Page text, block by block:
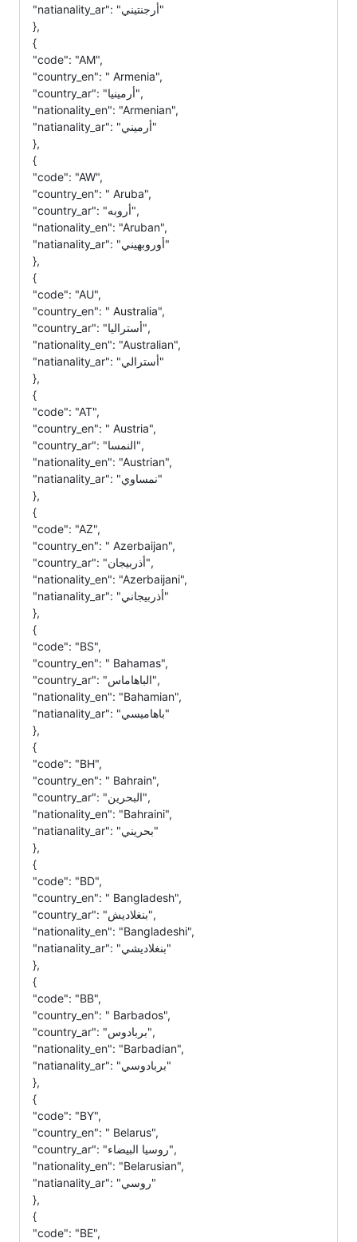
"natianality_ar": "أرجنتيني"
},
{
"code": "AM",
"country_en": " Armenia",
"country_ar": "أرمينيا",
"nationality_en": "Armenian",
"natianality_ar": "أرميني"
},
{
"code": "AW",
"country_en": " Aruba",
"country_ar": "أروبه",
"nationality_en": "Aruban",
"natianality_ar": "أوروبهيني"
},
{
"code": "AU",
"country_en": " Australia",
"country_ar": "أستراليا",
"nationality_en": "Australian",
"natianality_ar": "أسترالي"
},
{
"code": "AT",
"country_en": " Austria",
"country_ar": "النمسا",
"nationality_en": "Austrian",
"natianality_ar": "نمساوي"
},
{
"code": "AZ",
"country_en": " Azerbaijan",
"country_ar": "أذربيجان",
"nationality_en": "Azerbaijani",
"natianality_ar": "أذربيجاني"
},
{
"code": "BS",
"country_en": " Bahamas",
"country_ar": "الباهاماس",
"nationality_en": "Bahamian",
"natianality_ar": "باهاميسي"
},
{
"code": "BH",
"country_en": " Bahrain",
"country_ar": "البحرين",
"nationality_en": "Bahraini",
"natianality_ar": "بحريني"
},
{
"code": "BD",
"country_en": " Bangladesh",
"country_ar": "بنغلاديش",
"nationality_en": "Bangladeshi",
"natianality_ar": "بنغلاديشي"
},
{
"code": "BB",
"country_en": " Barbados",
"country_ar": "بربادوس",
"nationality_en": "Barbadian",
"natianality_ar": "بربادوسي"
},
{
"code": "BY",
"country_en": " Belarus",
"country_ar": "روسيا البيضاء",
"nationality_en": "Belarusian",
"natianality_ar": "روسي"
},
{
"code": "BE",